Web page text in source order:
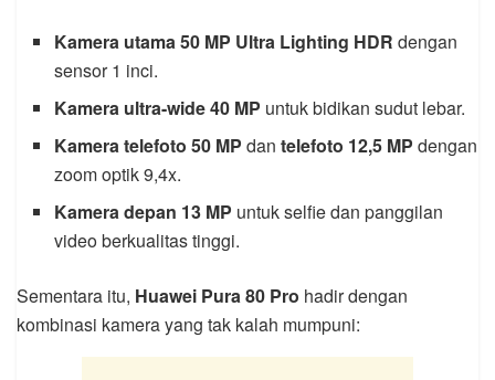
Kamera utama 50 MP Ultra Lighting HDR dengan
sensor 1 inci.
Kamera ultra-wide 40 MP untuk bidikan sudut lebar.
Kamera telefoto 50 MP dantelefoto 12,5 MP dengan
zoom optik 9,4x.
Kamera depan 13 MP untuk selfie dan panggilan
video berkualitas tinggi.
Sementara itu, Huawei Pura 80 Pro hadir dengan
kombinasi kamera yang tak kalah mumpuni: